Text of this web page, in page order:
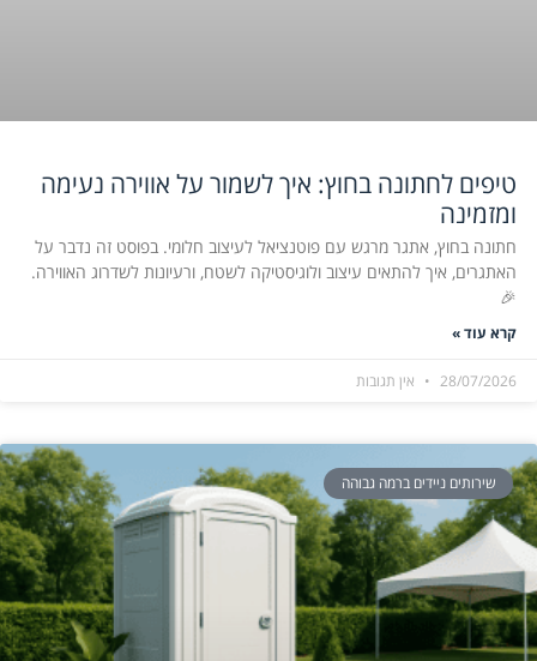
טיפים לחתונה בחוץ: איך לשמור על אווירה נעימה
ומזמינה
חתונה בחוץ, אתגר מרגש עם פוטנציאל לעיצוב חלומי. בפוסט זה נדבר על
האתגרים, איך להתאים עיצוב ולוגיסטיקה לשטח, ורעיונות לשדרוג האווירה.
🎉
קרא עוד »
28/07/2026 אין תגובות
שירותים ניידים ברמה גבוהה